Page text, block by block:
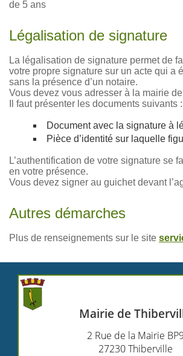
de 5 ans
Légalisation de signature
La légalisation de signature permet de
votre propre signature sur un acte qui a
sans la présence d’un notaire.
Vous devez vous adresser à la mairie
Il faut présenter les documents suivants :
Document avec la signature à
Pièce d’identité sur laquelle
L’authentification de votre signature se
en votre présence.
Vous devez signer au guichet devant
Autres démarches
Plus de renseignements sur le site
Mairie de
2 Rue de la Mairie BP9
27230 Thiberville